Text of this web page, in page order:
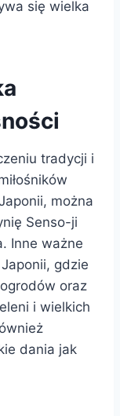
się wielka
tradycji i
można
Senso-ji
Inne ważne
gdzie
oraz
i wielkich
dania jak